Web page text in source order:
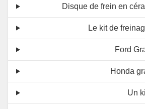
Disque de frein en
Le kit de
Ford
Honda
Un